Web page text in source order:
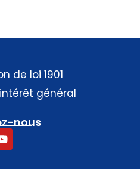
de loi 1901
général
nous​